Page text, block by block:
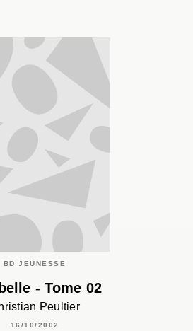
BD JEUNESSE
- Tome 02
Peultier
16/10/2002